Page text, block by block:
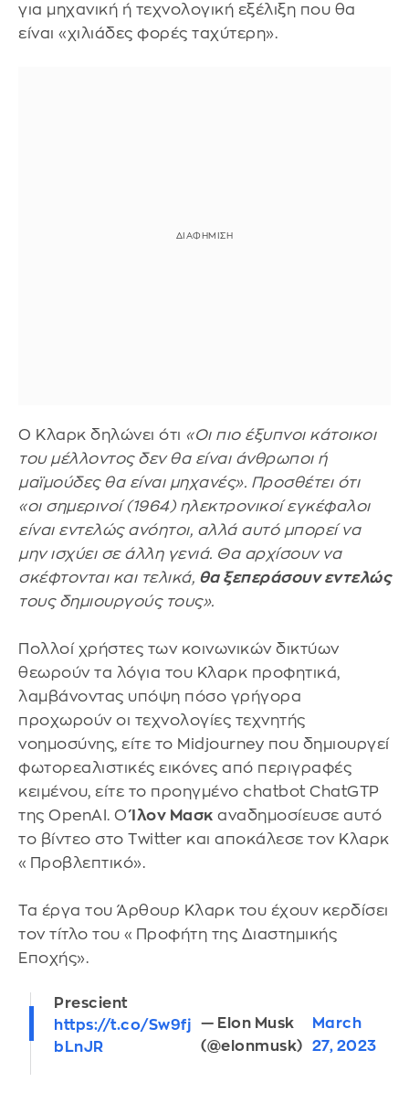
για μηχανική ή τεχνολογική εξέλιξη που θα
είναι «χιλιάδες φορές ταχύτερη».
Ο Κλαρκ δηλώνει ότι «Οι πιο έξυπνοι κάτοικοι
του μέλλοντος δεν θα είναι άνθρωποι ή
μαϊμούδες θα είναι μηχανές». Προσθέτει ότι
«οι σημερινοί (1964) ηλεκτρονικοί εγκέφαλοι
είναι εντελώς ανόητοι, αλλά αυτό μπορεί να
μην ισχύει σε άλλη γενιά. Θα αρχίσουν να
σκέφτονται και τελικά, θα ξεπεράσουν εντελώς
τους δημιουργούς τους».
Πολλοί χρήστες των κοινωνικών δικτύων
θεωρούν τα λόγια του Κλαρκ προφητικά,
λαμβάνοντας υπόψη πόσο γρήγορα
προχωρούν οι τεχνολογίες τεχνητής
νοημοσύνης, είτε το Midjourney που δημιουργεί
φωτορεαλιστικές εικόνες από περιγραφές
κειμένου, είτε το προηγμένο chatbot ChatGTP
της OpenAI. Ο Ίλον Μασκ αναδημοσίευσε αυτό
το βίντεο στο Twitter και αποκάλεσε τον Κλαρκ
«Προβλεπτικό».
Τα έργα του Άρθουρ Κλαρκ του έχουν κερδίσει
τον τίτλο του «Προφήτη της Διαστημικής
Εποχής».
Prescient
https://t.co/Sw9fj
bLnJR
— Elon Musk
(@elonmusk)
March
27, 2023